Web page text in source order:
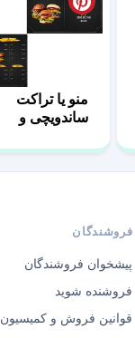
منو یا تراکت
ساندویچی و
فروشندگان
پیشخوان فروشندگان
فروشنده شوید
قوانین فروش و کمیسیون